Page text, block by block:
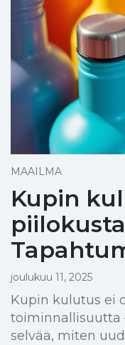
MAAILMA
Kupin
joulukuu 11, 2025
Kupin kulutus ei
toiminnallisuutta
selvää, miten